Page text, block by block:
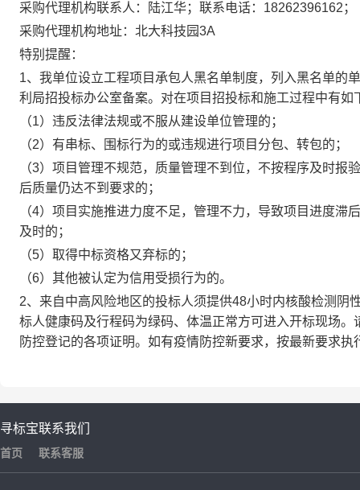
采购代理机构联系人：陆江华；联系电话：18262396162；
采购代理机构地址：北大科技园3A
特别提醒：
1、我单位设立工程项目承包人黑名单制度，列入黑名单的
利局招投标办公室备案。对在项目招投标和施工过程中有
（1）违反法律法规或不服从建设单位管理的；
（2）有串标、围标行为的或违规进行项目分包、转包的；
（3）项目管理不规范，质量管理不到位，不按程序及时
后质量仍达不到要求的；
（4）项目实施推进力度不足，管理不力，导致项目进度
及时的；
（5）取得中标资格又弃标的；
（6）其他被认定为信用受损行为的。
2、来自中高风险地区的投标人须提供48小时内核酸检测
标人健康码及行程码为绿码、体温正常方可进入开标现场
防控登记的各项证明。如有疫情防控新要求，按最新要求执
寻标宝
首页
联系我们
联系客服